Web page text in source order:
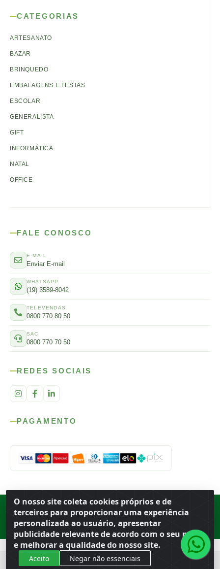
O nosso site coleta cookies próprios e de
terceiros para proporcionar uma experiência
personalizada ao usuário, apresentar
publicidade relevante de acordo com o seu perfil
e melhorar a qualidade do nosso site.
Aceito Negar não essenciais
CATEGORIAS
ARTESANATO
BAZAR
BRINQUEDO
EMBALAGENS E FESTAS
ESCOLAR
GENERALISTA
GIFT
INFORMÁTICA
NATAL
OFFICE
FALE CONOSCO
E-MAIL
Enviar E-mail
WHATSAPP
(19) 3589-8042
TELEVENDAS
0800 770 80 50
SAC
0800 770 70 50
REDES SOCIAIS
PAGAMENTO
Rod. SP-215, s/n, km 98 — Área Rural Porto Ferreira ·BR
· CEP
· CNPJ 56.679.863/0001-91
© 2026 Atacado Ideal